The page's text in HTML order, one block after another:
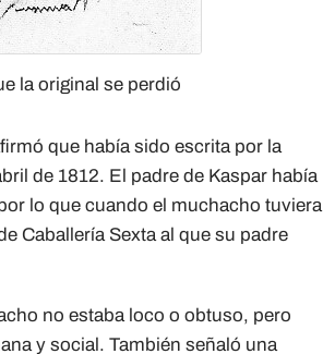
la original se perdió
que había sido escrita por la
de 1812. El padre de Kaspar había
lo que cuando el muchacho tuviera
Caballería Sexta al que su padre
no estaba loco o obtuso, pero
y social. También señaló una